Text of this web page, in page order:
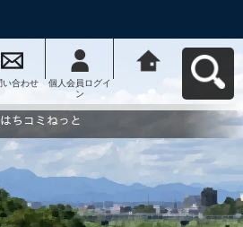
い合わせ
個人会員ログイ
ン
動応援ｻｲﾄ はち
コミねっとへ戻
ちコミねっと